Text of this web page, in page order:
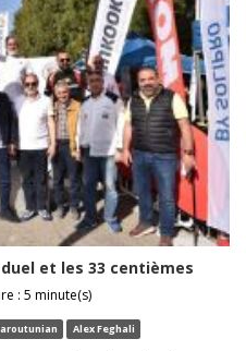
et les 33 centièmes
: 5 minute(s)
Alex Feghali